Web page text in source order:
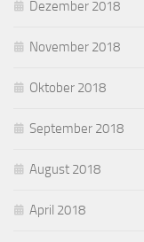
Dezember 2018
November 2018
Oktober 2018
September 2018
August 2018
April 2018